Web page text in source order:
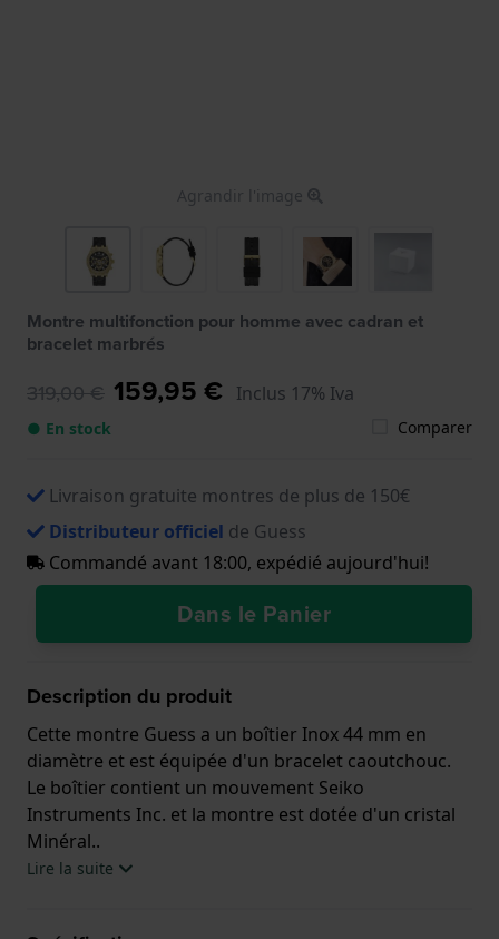
Agrandir l'image
Montre multifonction pour homme avec cadran et
bracelet marbrés
319,00 € 159,95 € Inclus 17% Iva
● En stock Comparer
Livraison gratuite montres de plus de 150€
Distributeur officiel de Guess
Commandé avant 18:00, expédié aujourd'hui!
Dans le Panier
Description du produit
Cette montre Guess a un boîtier Inox 44 mm en
diamètre et est équipée d'un bracelet caoutchouc.
Le boîtier contient un mouvement Seiko
Instruments Inc. et la montre est dotée d'un cristal
Minéral..
Lire la suite